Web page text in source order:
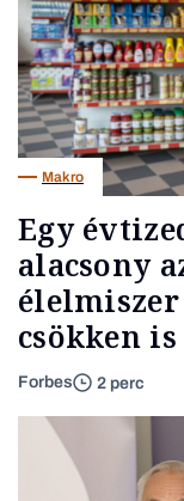
Makro
Egy
alacsony
csökken is
Forbes 2 perc